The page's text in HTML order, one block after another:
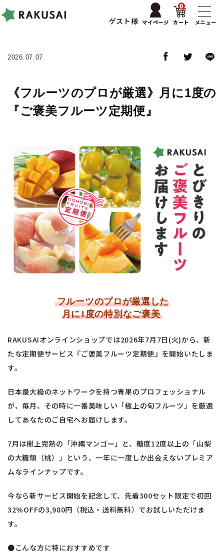
ゲスト様 マイページ カート
0
メニュー
2026.07.07
《フルーツのプロが厳選》月に1度の
『ご褒美フルーツ定期便』
フルーツのプロが厳選した
月に1度の特別なご褒美
RAKUSAIオンラインショップでは2026年7月7日(火)から、新
たな定期便サービス『ご褒美フルーツ定期便』を開始いたしま
す。
日本最大級のネットワークを持つ青果のプロフェッショナル
が、毎月、その時に一番美味しい「極上の旬フルーツ」を厳選
してあなたのご自宅へお届けします。
7月は樹上完熟の「沖縄マンゴー」と、糖度12度以上の「山梨
の大糖領（桃）」という、一年に一度しか出会えないプレミア
ムなラインナップです。
今なら新サービス開始を記念して、先着300セット限定で初回
32%OFFの3,980円（税込・送料無料）でお試しいただけま
す。
●こんな方に特におすすめです